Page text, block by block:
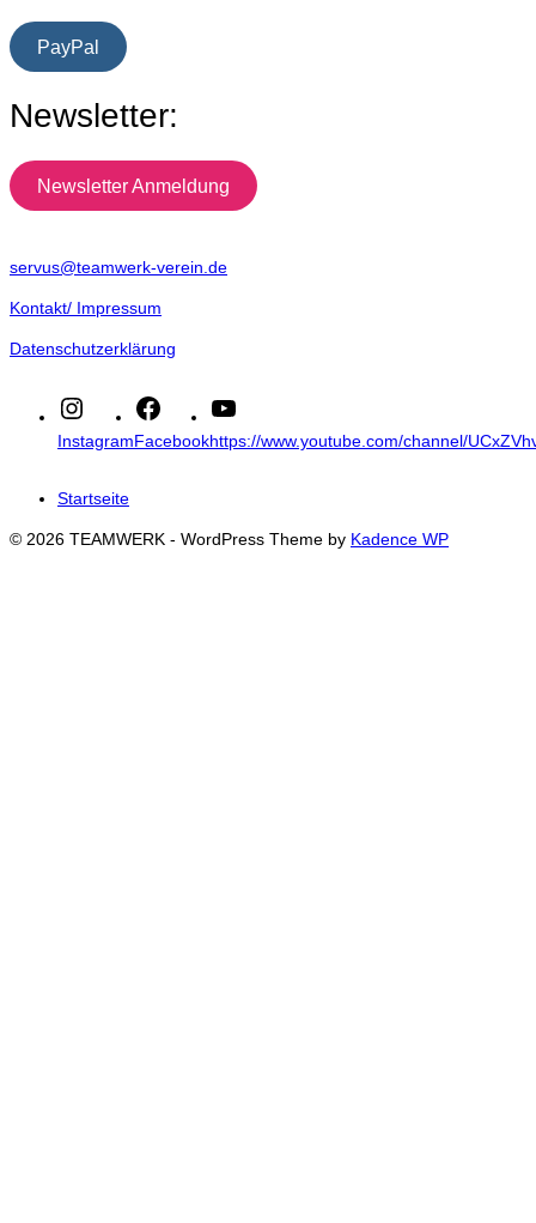
PayPal
Newsletter:
Newsletter Anmeldung
servus@teamwerk-verein.de
Kontakt/ Impressum
Datenschutzerklärung
InstagramFacebookhttps://www.youtube.com/channel/
Startseite
© 2026 TEAMWERK - WordPress Theme by Kadence WP